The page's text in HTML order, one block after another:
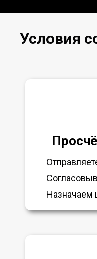
Условия
Назначаем